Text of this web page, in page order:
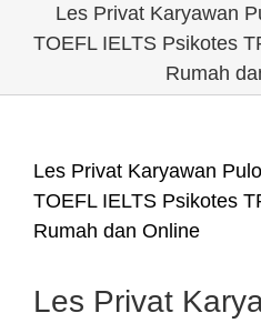
Les Privat Karyawan
TOEFL IELTS Psikotes
Rumah
Les Privat Karyawan
TOEFL IELTS Psikotes
Rumah dan Online
Les Privat